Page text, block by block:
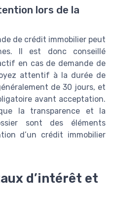
lors de la
de crédit immobilier peut
Il est donc conseillé
en cas de demande de
attentif à la durée de
de 30 jours, et
avant acceptation.
la transparence et la
sont des éléments
d’un crédit immobilier
d’intérêt et